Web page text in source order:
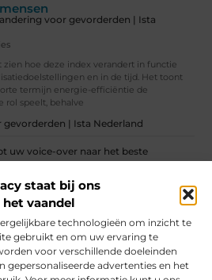
staat bij ons
vaandel
technologieën om inzicht te
gebruikt en om uw ervaring te
voor verschillende doeleinden
gepersonaliseerde advertenties en het
voor gevorderden | Ista
zien hoe deze index verandert in functie
en in de tijd. Het toont
termijn energie-efficiëntie de
rol speelt, behalve
| Ista Nederland
uw voice-over naar het beste
Partners Over ons Ons team